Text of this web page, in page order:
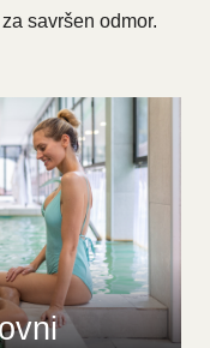
savršen odmor.